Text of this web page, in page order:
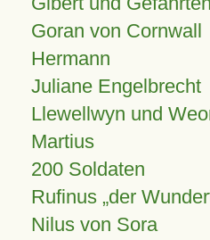
Goran von Cornwall
Hermann
Juliane Engelbrecht
Llewellwyn und
Martius
200 Soldaten
Rufinus „der
Nilus von Sora